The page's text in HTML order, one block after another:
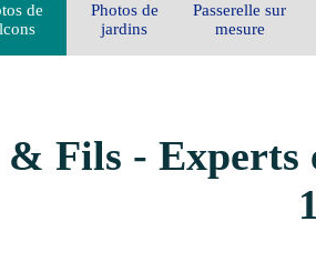
de
Photos de
jardins
Passerelle sur
mesure
Fils - Experts